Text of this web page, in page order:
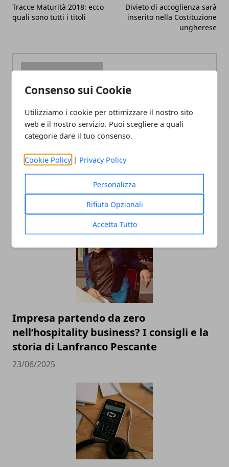
Consenso sui Cookie
Utilizziamo i cookie per ottimizzare il nostro sito
web e il nostro servizio. Puoi scegliere a quali
categorie dare il tuo consenso.
Cookie Policy | Privacy Policy
Personalizza
Rifiuta Opzionali
Accetta Tutto
Tracce Maturità 2018: ecco
quali sono tutti i titoli
Divieto di accoglienza sarà
inserito nella Costituzione
ungherese
Redazione
ARTICOLI CORRELATI
Impresa partendo da zero
nell’hospitality business? I consigli e la
storia di Lanfranco Pescante
23/06/2025